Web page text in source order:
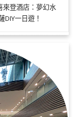
來登酒店：夢幻水
一日遊！